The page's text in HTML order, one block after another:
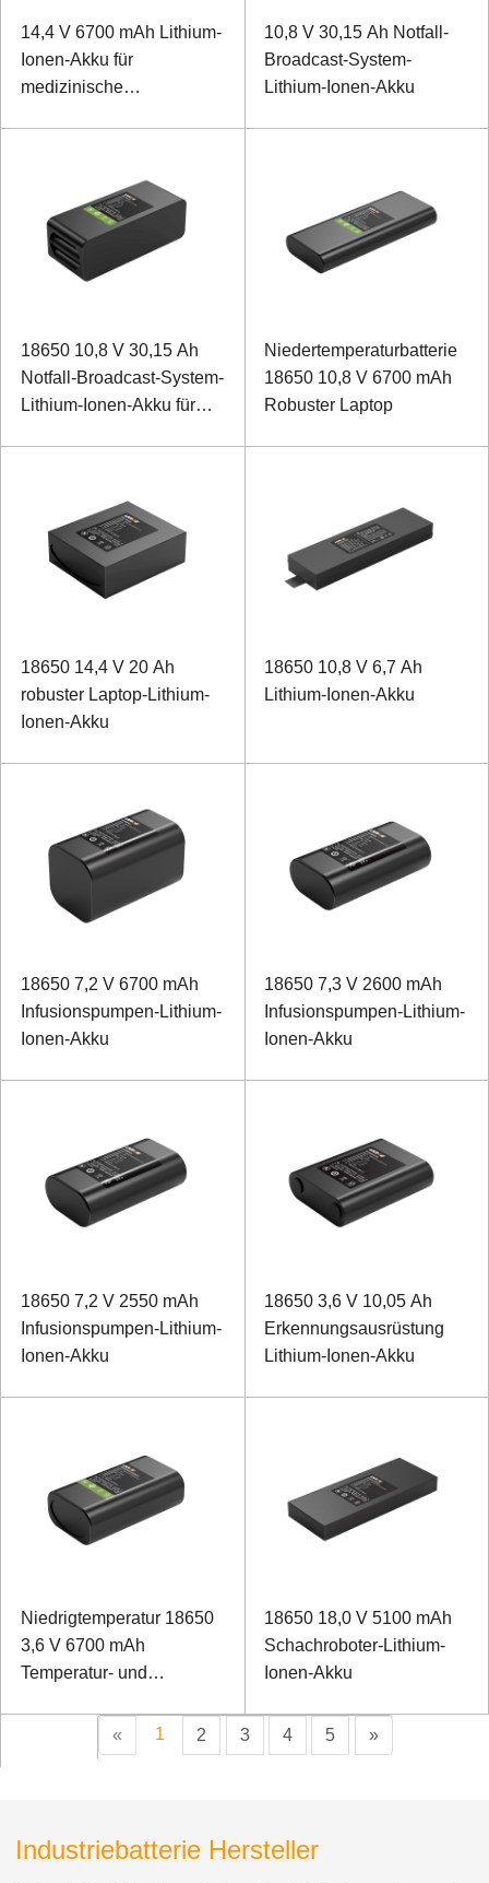
14,4 V 6700 mAh Lithium-
Ionen-Akku für
medizinische
10,8 V 30,15 Ah Notfall-
Broadcast-System-
Lithium-Ionen-Akku
18650 10,8 V 30,15 Ah
Notfall-Broadcast-System-
Lithium-Ionen-Akku für
Niedertemperaturbatterie
18650 10,8 V 6700 mAh
Robuster Laptop
18650 14,4 V 20 Ah
robuster Laptop-Lithium-
Ionen-Akku
18650 10,8 V 6,7 Ah
Lithium-Ionen-Akku
18650 7,2 V 6700 mAh
Infusionspumpen-Lithium-
Ionen-Akku
18650 7,3 V 2600 mAh
Infusionspumpen-Lithium-
Ionen-Akku
18650 7,2 V 2550 mAh
Infusionspumpen-Lithium-
Ionen-Akku
18650 3,6 V 10,05 Ah
Erkennungsausrüstung
Lithium-Ionen-Akku
Niedrigtemperatur 18650
3,6 V 6700 mAh
Temperatur- und
Lithium-Ionen-Akku
(Kühlkettenlogistik im
18650 18,0 V 5100 mAh
Schachroboter-Lithium-
Ionen-Akku
« 1 2 3 4 5 »
Industriebatterie Hersteller